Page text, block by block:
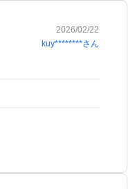
2026/02/22
kuy********さん